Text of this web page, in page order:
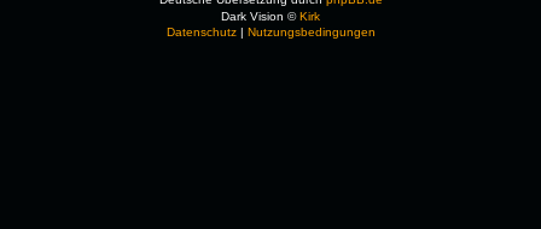
Dark Vision ©Kirk
Datenschutz| Nutzungsbedingungen